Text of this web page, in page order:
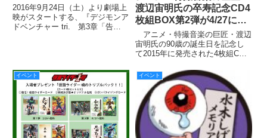
の田村睦心さんとタケル役
の榎木淳弥さんが登場！
2016年9月24日（土）より劇場上
映がスタートする、『デジモンア
ドベンチャー tri. 第3章「告
渡辺宙明氏の卒寿記念CD4
枚組BOX第2弾が4/27に発
売！
​ アニメ・特撮音楽の巨匠・渡辺
宙明氏の90歳の誕生日を記念し
て2015年に発売された4枚組CD-
CD-BOX第2弾が4月27日（水）に
発売決定！
イベント イベント